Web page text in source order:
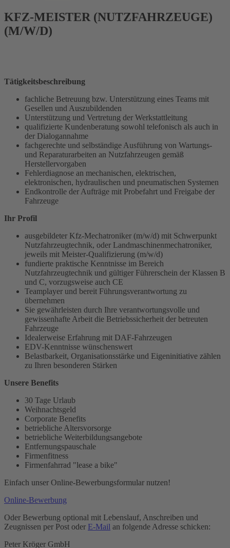
KFZ-MEISTER (NUTZFAHRZEUGE)
(M/W/D)
Tätigkeitsbeschreibung
fachliche Betreuung bzw. Unterstützung eines Teams mit
Gesellen und Auszubildenden
Unterstützung und Vertretung der Werkstattleitung
qualifizierte Kundenberatung sowohl telefonisch als auch in
der Dialogannahme
fachgerechte und selbständige Ausführung von Wartungs-
und Reparaturarbeiten an Nutzfahrzeugen gemäß
Herstellervorgaben
Fehlerdiagnose an mechanischen, elektrischen,
elektronischen, hydraulischen und pneumatischen Systemen
Endkontrolle der Aufträge mit Probefahrt und Freigabe der
Fahrzeuge
Ihr Profil
ausgebildeter Kfz-Mechatroniker (m/w/d) mit Schwerpunkt
Nutzfahrzeugtechnik, oder Landmaschinenmechatroniker,
jeweils mit Meister-Qualifizierung (m/w/d)
fundierte praktische Kenntnisse im Bereich
Nutzfahrzeugtechnik und gültiger Führerschein der Klassen B
und C, vorzugsweise auch CE
Teamplayer und bereit Führungsverantwortung zu
übernehmen
Sie gewährleisten durch Ihre verantwortungsvolle und
gewissenhafte Arbeit die Betriebssicherheit der betreuten
Fahrzeuge
Idealerweise Erfahrung mit DAF-Fahrzeugen
EDV-Kenntnisse wünschenswert
Belastbarkeit, Organisationsstärke und Eigeninitiative zählen
zu Ihren besonderen Stärken
Unsere Benefits
30 Tage Urlaub
Weihnachtsgeld
Corporate Benefits
betriebliche Altersvorsorge
betriebliche Weiterbildungsangebote
Entfernungspauschale
Firmenfitness
Firmenfahrrad "lease a bike"
Einfach unser Online-Bewerbungsformular nutzen!
Online-Bewerbung
Oder Bewerbung optional mit Lebenslauf, Anschreiben und
Zeugnissen per Post oder E-Mail an folgende Adresse schicken:
Peter Kröger GmbH